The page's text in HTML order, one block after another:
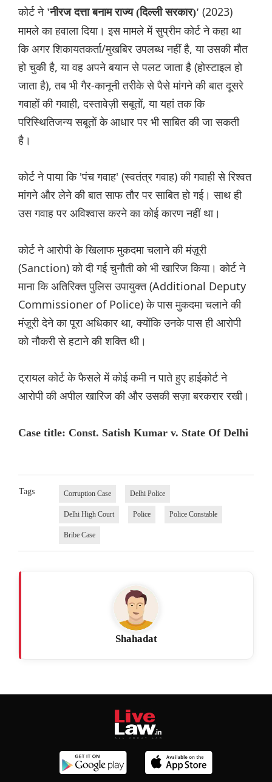
कोर्ट ने 'नीरज दत्ता बनाम राज्य (दिल्ली सरकार)' (2023)
मामले का हवाला दिया। इस मामले में सुप्रीम कोर्ट ने कहा था
कि अगर शिकायतकर्ता/मुखबिर उपलब्ध नहीं है, या उसकी मौत
हो चुकी है, या वह अपने बयान से पलट जाता है (होस्टाइल हो
जाता है), तब भी गैर-कानूनी तरीके से पैसे मांगने की बात दूसरे
गवाहों की गवाही, दस्तावेज़ी सबूतों, या यहां तक ​​कि
परिस्थितिजन्य सबूतों के आधार पर भी साबित की जा सकती
है।
कोर्ट ने पाया कि 'पंच गवाह' (स्वतंत्र गवाह) की गवाही से रिश्वत
मांगने और लेने की बात साफ तौर पर साबित हो गई। साथ ही
उस गवाह पर अविश्वास करने का कोई कारण नहीं था।
कोर्ट ने आरोपी के खिलाफ मुकदमा चलाने की मंज़ूरी
(Sanction) को दी गई चुनौती को भी खारिज किया। कोर्ट ने
माना कि अतिरिक्त पुलिस उपायुक्त (Additional Deputy
Commissioner of Police) के पास मुकदमा चलाने की
मंज़ूरी देने का पूरा अधिकार था, क्योंकि उनके पास ही आरोपी
को नौकरी से हटाने की शक्ति थी।
ट्रायल कोर्ट के फैसले में कोई कमी न पाते हुए हाईकोर्ट ने
आरोपी की अपील खारिज की और उसकी सज़ा बरकरार रखी।
Case title: Const. Satish Kumar v. State Of Delhi
Tags Corruption Case Delhi Police
Delhi High Court Police Police Constable
Bribe Case
Shahadat